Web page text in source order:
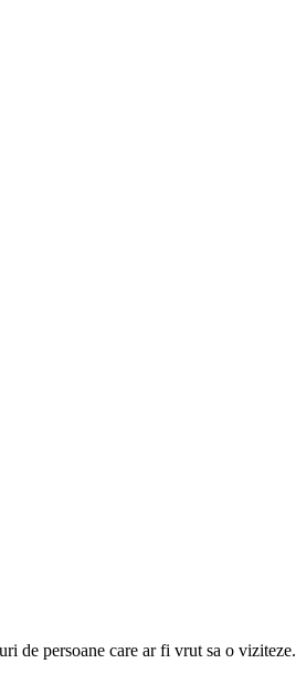
de persoane care ar fi vrut sa o viziteze.